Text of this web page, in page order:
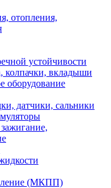
отопления,
устойчивости
колпачки, вкладыши
оборудование
датчики, сальники
(МКПП)